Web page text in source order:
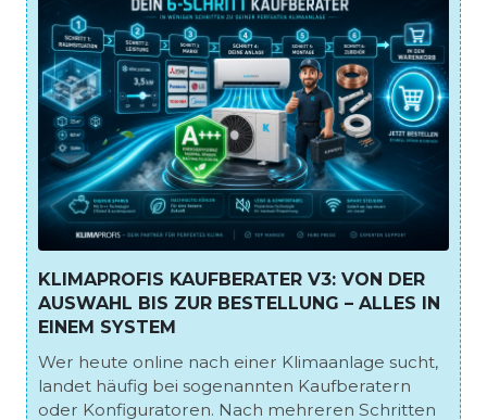
KLIMAPROFIS KAUFBERATER V3: VON DER
AUSWAHL BIS ZUR BESTELLUNG – ALLES IN
EINEM SYSTEM
Wer heute online nach einer Klimaanlage sucht,
landet häufig bei sogenannten Kaufberatern
oder Konfiguratoren. Nach mehreren Schritten